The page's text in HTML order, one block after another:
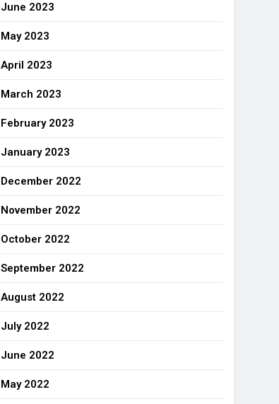
June 2023
May 2023
April 2023
March 2023
February 2023
January 2023
December 2022
November 2022
October 2022
September 2022
August 2022
July 2022
June 2022
May 2022